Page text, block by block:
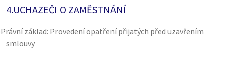
4.UCHAZEČI O ZAMĚSTNÁNÍ
Právní základ: Provedení opatření přijatých před uzavřením
smlouvy